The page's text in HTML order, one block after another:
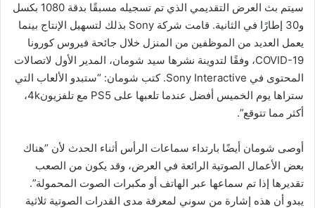
سيتم بث العرض التقديمي الذي تم تسجيله مسبقًا بدقة 1080 بكسل
و30 إطارًا في الثانية. قامت شركة Sony بذلك لتسهيل الإنتاج بينما
يعمل العديد من الموظفين من المنزل خلال جائحة فيروس كورونا
COVID-19، وفقًا لتدوينة نشرها سيد شومان، المدير الأول لاتصالات
المحتوى في Sony Interactive. كتب شومان: “ستبدو الألعاب التي
ستراها يوم الخميس أفضل عندما تلعبها على PS5 مع تلفزيون4k،
أكثر مما تتوقع”.
أوصى شومان أيضًا بارتداء سماعات الرأس أثناء الحدث لأن “هناك
بعض الأعمال الصوتية الرائعة في العرض، وقد يكون من الصعب
تقديرها إذا تم سماعها عبر الهاتف أو مكبرات الصوت المحمولة”.
يبدو أن هذه إشارة من سوني لمعرفة مدى القدرات الصوتية ثلاثية